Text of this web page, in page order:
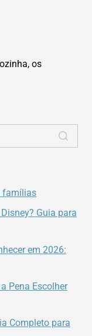
os
famílias
Guia para
em 2026:
Pena Escolher
Completo para